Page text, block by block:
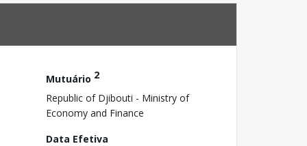
Mutuário 2
Republic of Djibouti - Ministry of
Economy and Finance
Data Efetiva